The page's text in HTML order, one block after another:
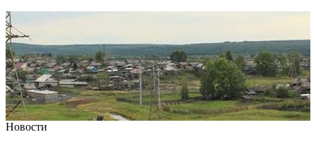
Новости